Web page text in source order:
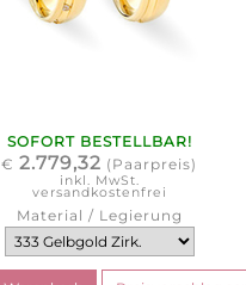
SOFORT BESTELLBAR!
€ 2.779,32 (Paarpreis)
inkl. MwSt.
versandkostenfrei
Material / Legierung